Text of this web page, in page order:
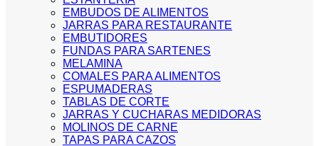
EMBUDOS DE ALIMENTOS
JARRAS PARA RESTAURANTE
EMBUTIDORES
FUNDAS PARA SARTENES
MELAMINA
COMALES PARA ALIMENTOS
ESPUMADERAS
TABLAS DE CORTE
JARRAS Y CUCHARAS MEDIDORAS
MOLINOS DE CARNE
TAPAS PARA CAZOS